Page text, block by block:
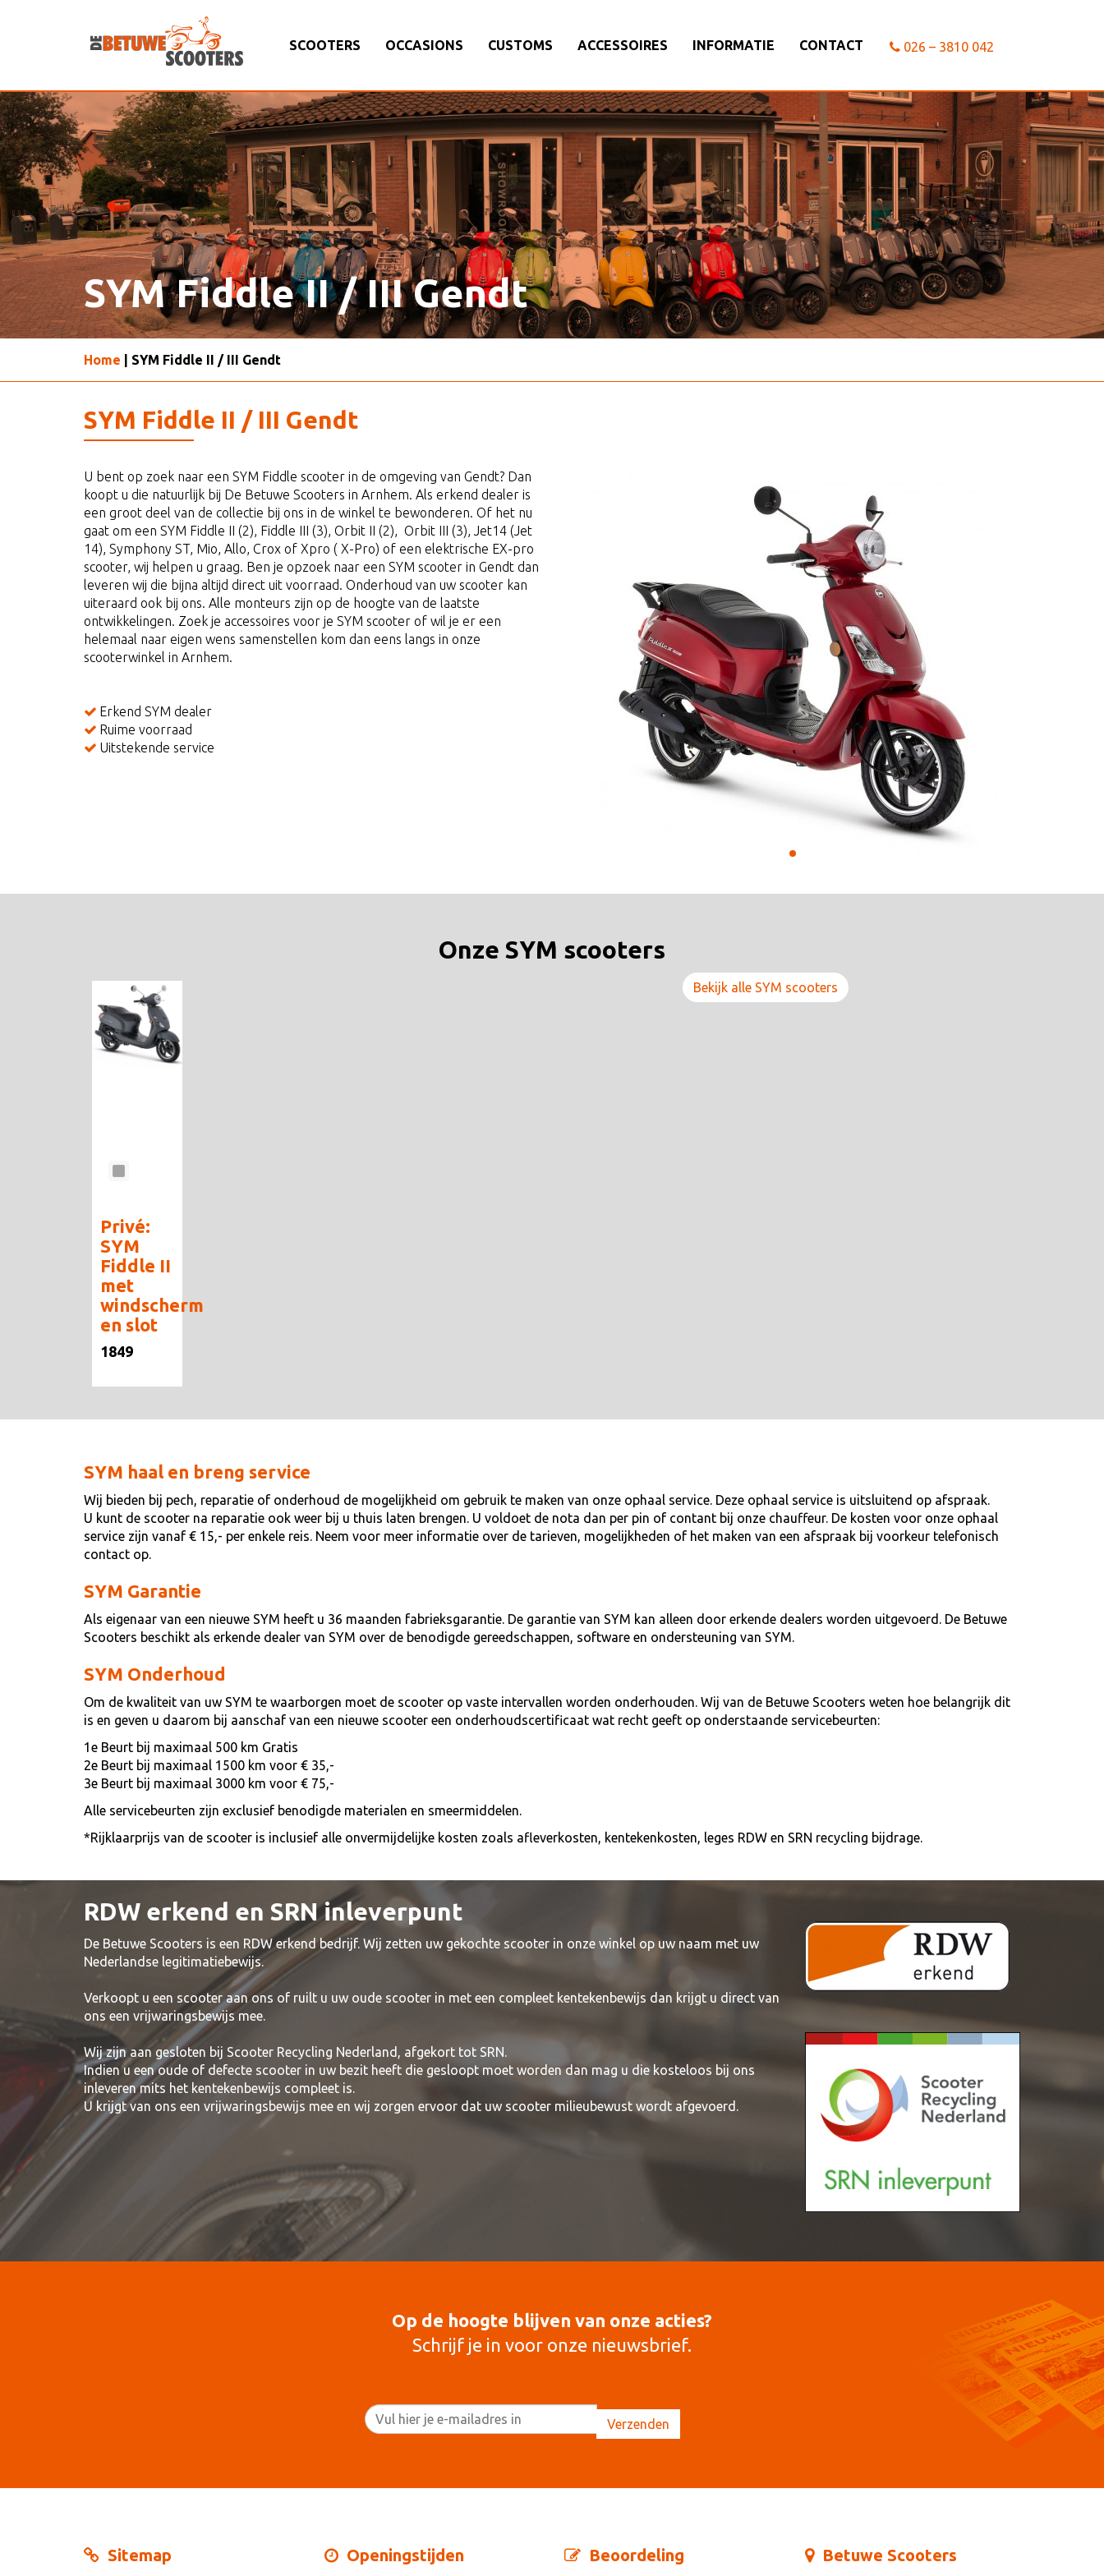
SCOOTERS OCCASIONS CUSTOMS ACCESSOIRES INFORMATIE CONTACT 026 – 3810 042
SYM Fiddle II / III Gendt
Home | SYM Fiddle II / III Gendt
SYM Fiddle II / III Gendt
U bent op zoek naar een SYM Fiddle scooter in de omgeving van Gendt? Dan
koopt u die natuurlijk bij De Betuwe Scooters in Arnhem. Als erkend dealer is
een groot deel van de collectie bij ons in de winkel te bewonderen. Of het nu
gaat om een SYM Fiddle II (2), Fiddle III (3), Orbit II (2), Orbit III (3), Jet14 (Jet
14), Symphony ST, Mio, Allo, Crox of Xpro ( X-Pro) of een elektrische EX-pro
scooter, wij helpen u graag. Ben je opzoek naar een SYM scooter in Gendt dan
leveren wij die bijna altijd direct uit voorraad. Onderhoud van uw scooter kan
uiteraard ook bij ons. Alle monteurs zijn op de hoogte van de laatste
ontwikkelingen. Zoek je accessoires voor je SYM scooter of wil je er een
helemaal naar eigen wens samenstellen kom dan eens langs in onze
scooterwinkel in Arnhem.
Erkend SYM dealer
Ruime voorraad
Uitstekende service
Onze SYM scooters
Privé:
SYM
Fiddle II
met
windscherm
en slot
1849
Bekijk alle SYM scooters
SYM haal en breng service
Wij bieden bij pech, reparatie of onderhoud de mogelijkheid om gebruik te maken van onze ophaal service. Deze ophaal service is uitsluitend op afspraak.
U kunt de scooter na reparatie ook weer bij u thuis laten brengen. U voldoet de nota dan per pin of contant bij onze chauffeur. De kosten voor onze ophaal
service zijn vanaf € 15,- per enkele reis. Neem voor meer informatie over de tarieven, mogelijkheden of het maken van een afspraak bij voorkeur telefonisch
contact op.
SYM Garantie
Als eigenaar van een nieuwe SYM heeft u 36 maanden fabrieksgarantie. De garantie van SYM kan alleen door erkende dealers worden uitgevoerd. De Betuwe
Scooters beschikt als erkende dealer van SYM over de benodigde gereedschappen, software en ondersteuning van SYM.
SYM Onderhoud
Om de kwaliteit van uw SYM te waarborgen moet de scooter op vaste intervallen worden onderhouden. Wij van de Betuwe Scooters weten hoe belangrijk dit
is en geven u daarom bij aanschaf van een nieuwe scooter een onderhoudscertificaat wat recht geeft op onderstaande servicebeurten:
1e Beurt bij maximaal 500 km Gratis
2e Beurt bij maximaal 1500 km voor € 35,-
3e Beurt bij maximaal 3000 km voor € 75,-
Alle servicebeurten zijn exclusief benodigde materialen en smeermiddelen.
*Rijklaarprijs van de scooter is inclusief alle onvermijdelijke kosten zoals afleverkosten, kentekenkosten, leges RDW en SRN recycling bijdrage.
RDW erkend en SRN inleverpunt
De Betuwe Scooters is een RDW erkend bedrijf. Wij zetten uw gekochte scooter in onze winkel op uw naam met uw
Nederlandse legitimatiebewijs.
Verkoopt u een scooter aan ons of ruilt u uw oude scooter in met een compleet kentekenbewijs dan krijgt u direct van
ons een vrijwaringsbewijs mee.
Wij zijn aan gesloten bij Scooter Recycling Nederland, afgekort tot SRN.
Indien u een oude of defecte scooter in uw bezit heeft die gesloopt moet worden dan mag u die kosteloos bij ons
inleveren mits het kentekenbewijs compleet is.
U krijgt van ons een vrijwaringsbewijs mee en wij zorgen ervoor dat uw scooter milieubewust wordt afgevoerd.
Op de hoogte blijven van onze acties?
Schrijf je in voor onze nieuwsbrief.
Sitemap Openingstijden Beoordeling Betuwe Scooters